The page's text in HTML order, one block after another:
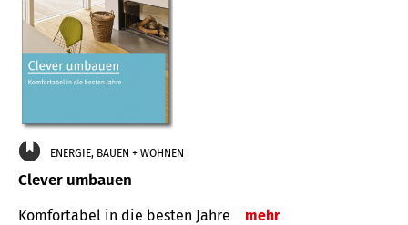
ENERGIE, BAUEN + WOHNEN
Clever umbauen
Komfortabel in die besten Jahre mehr